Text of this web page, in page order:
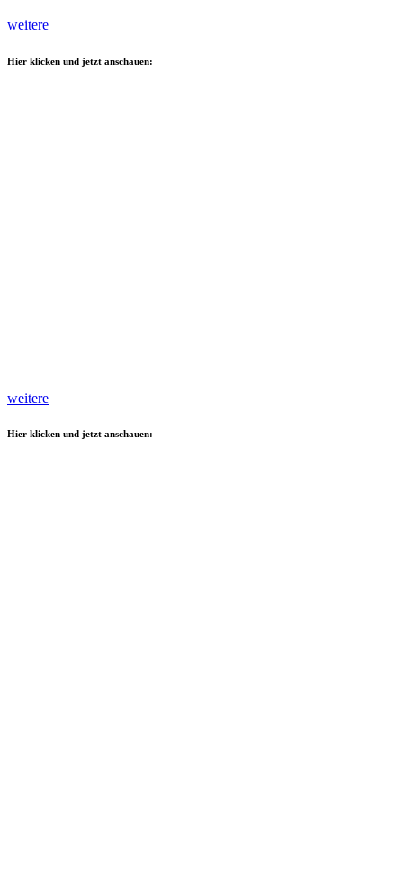
weitere
Hier klicken und jetzt anschauen:
weitere
Hier klicken und jetzt anschauen: